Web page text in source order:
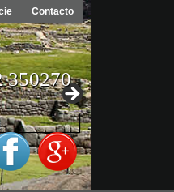
Contacto
350270